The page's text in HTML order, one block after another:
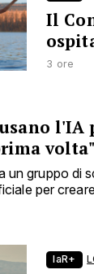
Il
3 ore
l'IA
volta"
un gruppo di
per
laR+